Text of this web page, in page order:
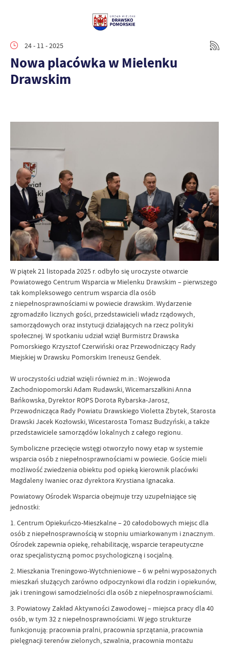
24 - 11 - 2025
Nowa placówka w Mielenku
Drawskim
W piątek 21 listopada 2025 r. odbyło się uroczyste otwarcie
Powiatowego Centrum Wsparcia w Mielenku Drawskim – pierwszego
tak kompleksowego centrum wsparcia dla osób
z niepełnosprawnościami w powiecie drawskim. Wydarzenie
zgromadziło licznych gości, przedstawicieli władz rządowych,
samorządowych oraz instytucji działających na rzecz polityki
społecznej. W spotkaniu udział wziął Burmistrz Drawska
Pomorskiego Krzysztof Czerwiński oraz Przewodniczący Rady
Miejskiej w Drawsku Pomorskim Ireneusz Gendek.
W uroczystości udział wzięli również m.in.: Wojewoda
Zachodniopomorski Adam Rudawski, Wicemarszałkini Anna
Bańkowska, Dyrektor ROPS Dorota Rybarska-Jarosz,
Przewodnicząca Rady Powiatu Drawskiego Violetta Zbytek, Starosta
Drawski Jacek Kozłowski, Wicestarosta Tomasz Budzyński, a także
przedstawiciele samorządów lokalnych z całego regionu.
Symboliczne przecięcie wstęgi otworzyło nowy etap w systemie
wsparcia osób z niepełnosprawnościami w powiecie. Goście mieli
możliwość zwiedzenia obiektu pod opieką kierownik placówki
Magdaleny Iwaniec oraz dyrektora Krystiana Ignacaka.
Powiatowy Ośrodek Wsparcia obejmuje trzy uzupełniające się
jednostki:
1. Centrum Opiekuńczo-Mieszkalne – 20 całodobowych miejsc dla
osób z niepełnosprawnością w stopniu umiarkowanym i znacznym.
Ośrodek zapewnia opiekę, rehabilitację, wsparcie terapeutyczne
oraz specjalistyczną pomoc psychologiczną i socjalną.
2. Mieszkania Treningowo-Wytchnieniowe – 6 w pełni wyposażonych
mieszkań służących zarówno odpoczynkowi dla rodzin i opiekunów,
jak i treningowi samodzielności dla osób z niepełnosprawnościami.
3. Powiatowy Zakład Aktywności Zawodowej – miejsca pracy dla 40
osób, w tym 32 z niepełnosprawnościami. W jego strukturze
funkcjonują: pracownia pralni, pracownia sprzątania, pracownia
pielęgnacji terenów zielonych, szwalnia, pracownia montażu